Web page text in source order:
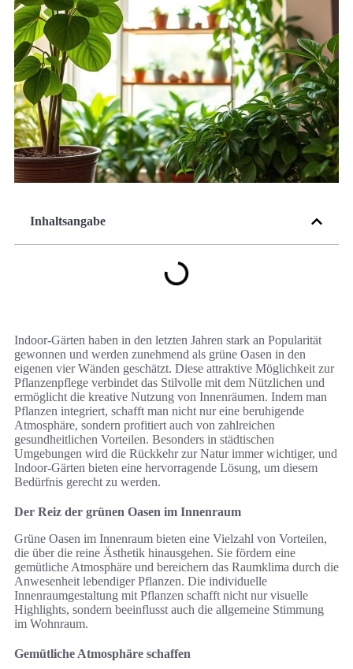
Inhaltsangabe
Indoor-Gärten haben in den letzten Jahren stark an Popularität
gewonnen und werden zunehmend als grüne Oasen in den
eigenen vier Wänden geschätzt. Diese attraktive Möglichkeit zur
Pflanzenpflege verbindet das Stilvolle mit dem Nützlichen und
ermöglicht die kreative Nutzung von Innenräumen. Indem man
Pflanzen integriert, schafft man nicht nur eine beruhigende
Atmosphäre, sondern profitiert auch von zahlreichen
gesundheitlichen Vorteilen. Besonders in städtischen
Umgebungen wird die Rückkehr zur Natur immer wichtiger, und
Indoor-Gärten bieten eine hervorragende Lösung, um diesem
Bedürfnis gerecht zu werden.
Der Reiz der grünen Oasen im Innenraum
Grüne Oasen im Innenraum bieten eine Vielzahl von Vorteilen,
die über die reine Ästhetik hinausgehen. Sie fördern eine
gemütliche Atmosphäre und bereichern das Raumklima durch die
Anwesenheit lebendiger Pflanzen. Die individuelle
Innenraumgestaltung mit Pflanzen schafft nicht nur visuelle
Highlights, sondern beeinflusst auch die allgemeine Stimmung
im Wohnraum.
Gemütliche Atmosphäre schaffen